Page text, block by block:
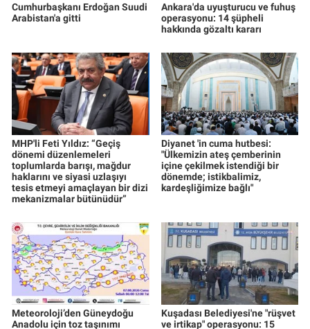
Cumhurbaşkanı Erdoğan Suudi
Arabistan'a gitti
Ankara'da uyuşturucu ve fuhuş
operasyonu: 14 şüpheli
hakkında gözaltı kararı
MHP'li Feti Yıldız: “Geçiş
dönemi düzenlemeleri
toplumlarda barışı, mağdur
haklarını ve siyasi uzlaşıyı
tesis etmeyi amaçlayan bir dizi
mekanizmalar bütünüdür”
Diyanet 'in cuma hutbesi:
"Ülkemizin ateş çemberinin
içine çekilmek istendiği bir
dönemde; istikbalimiz,
kardeşliğimize bağlı"
Meteoroloji’den Güneydoğu
Anadolu için toz taşınımı
Kuşadası Belediyesi'ne "rüşvet
ve irtikap" operasyonu: 15